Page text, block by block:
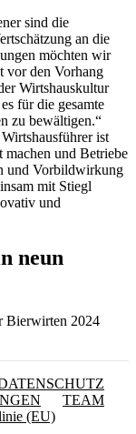
sind die
an die
möchten wir
vor den Vorhang
Wirtshauskultur
für die gesamte
zu bewältigen.“
ist
und Betriebe
und Vorbildwirkung
mit Stiegl
und
neun
Bierwirten 2024
TEAM
(EU)